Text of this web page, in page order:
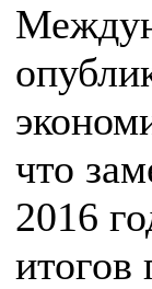
что
2016
итогов